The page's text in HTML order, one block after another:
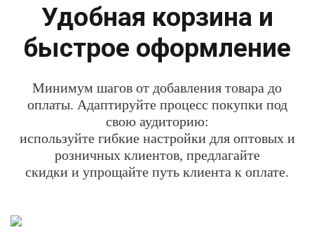
Удобная корзина и
быстрое оформление
Минимум шагов от добавления товара до
оплаты. Адаптируйте процесс покупки под
свою аудиторию:
используйте гибкие настройки для оптовых и
розничных клиентов, предлагайте
скидки и упрощайте путь клиента к оплате.